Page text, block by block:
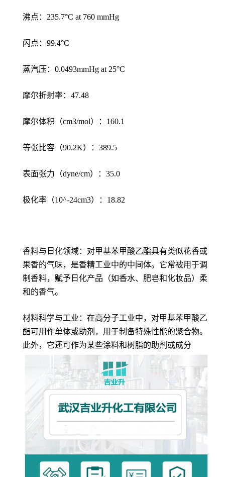
沸点：235.7°C at 760 mmHg
闪点：99.4°C
蒸汽压：0.0493mmHg at 25°C
摩尔折射率：47.48
摩尔体积（cm3/mol）：160.1
等张比容（90.2K）：389.5
表面张力（dyne/cm）：35.0
极化率（10^-24cm3）：18.82
香料与日化领域：对甲基苯甲酸乙酯具有类似花香或
果香的气味，是香精工业中的中间体。它常被用于调
制香料，赋予日化产品（如香水、肥皂和化妆品）柔
和的香气。
材料科学与工业：在高分子工业中，对甲基苯甲酸乙
酯可用作单体或助剂，用于制备特殊性能的聚合物。
此外，它还可作为某些涂料和树脂的助剂或成分